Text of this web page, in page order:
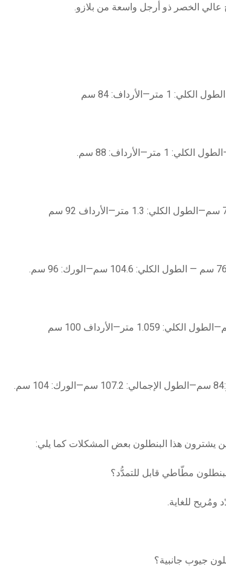
الخصر ذو أرجل واسعة من بلازو.
يشترون هذا البنطلون بعض المشكلات كما يلي:
ومُريح للغاية.